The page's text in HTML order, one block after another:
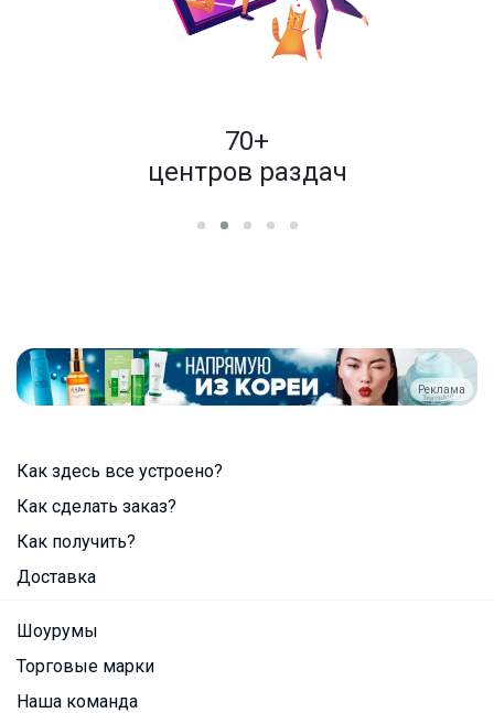
70+
центров раздач
Реклама
Как здесь все устроено?
Как сделать заказ?
Как получить?
Доставка
Шоурумы
Торговые марки
Наша команда